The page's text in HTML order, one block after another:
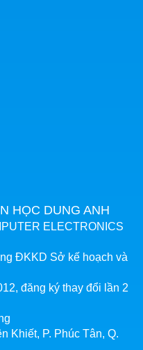
HỌC DUNG ANH
ELECTRONICS
ĐKKD Sở kế hoạch và
đăng ký thay đổi lần 2
Khiết, P. Phúc Tân, Q.